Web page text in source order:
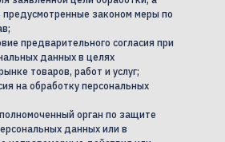
предусмотренные законом меры по
предварительного согласия при
данных в целях
товаров, работ и услуг;
на обработку персональных
орган по защите
данных или в